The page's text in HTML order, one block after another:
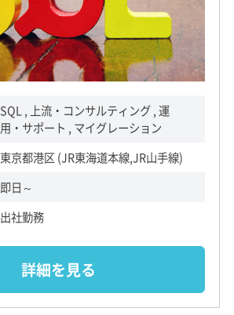
SQL , 上流・コンサルティング , 運
用・サポート , マイグレーション
東京都港区 (JR東海道本線,JR山手線)
即日～
出社勤務
詳細を見る